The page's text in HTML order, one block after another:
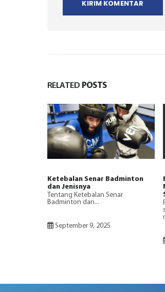
RELATED POSTS
Ketebalan Senar Badminton
dan Jenisnya
Tentang Ketebalan Senar
Badminton dan...
September 9, 2025